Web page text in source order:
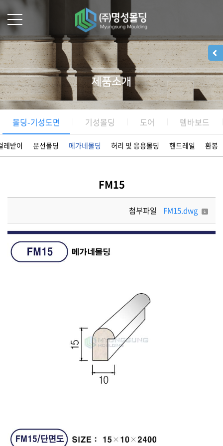
제품소개
몰딩-기성도면 기성몰딩 도어 템바보드
레받이 문선몰딩 메가네몰딩 허리 및 응용몰딩 핸드레일 환봉
FM15
첨부파일 FM15.dwg